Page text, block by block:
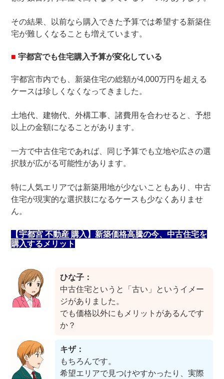
その結果、以前なら購入できた予算では希望する新築住
宅が難しくなることも増えています。
■ 宇都宮でも住宅購入予算が変化している
宇都宮市内でも、新築住宅の総額が4,000万円を超える
ケースは珍しくなくなってきました。
土地代、建物代、外構工事、諸費用を合わせると、予想
以上の金額になることがあります。
一方で中古住宅であれば、同じ予算でも立地や広さの選
択肢が広がる可能性があります。
特に人気エリアでは新築用地が少ないこともあり、中古
住宅が現実的な選択肢になるケースも少なくありませ
ん。
【宇都宮 不動産 購入】新築価格高騰の今、中古住宅を
購入するメリット
ひな子：
中古住宅というと「古い」というイメー
ジがありました。
でも価格以外にもメリットがあるんです
か？
キザ：
もちろんです。
希望エリアで見つけやすかったり、実際